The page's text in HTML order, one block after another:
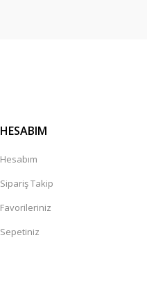
HESABIM
Hesabım
Sipariş Takip
Favorileriniz
Sepetiniz